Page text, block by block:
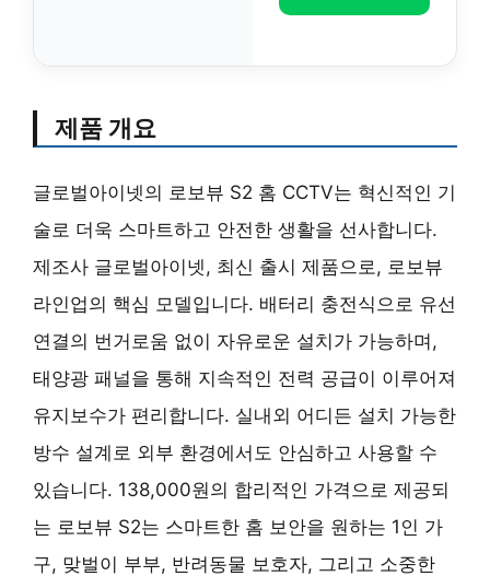
제품 개요
글로벌아이넷의 로보뷰 S2 홈 CCTV는 혁신적인 기
술로 더욱 스마트하고 안전한 생활을 선사합니다.
제조사 글로벌아이넷, 최신 출시 제품으로, 로보뷰
라인업의 핵심 모델입니다. 배터리 충전식으로 유선
연결의 번거로움 없이 자유로운 설치가 가능하며,
태양광 패널을 통해 지속적인 전력 공급이 이루어져
유지보수가 편리합니다. 실내외 어디든 설치 가능한
방수 설계로 외부 환경에서도 안심하고 사용할 수
있습니다. 138,000원의 합리적인 가격으로 제공되
는 로보뷰 S2는 스마트한 홈 보안을 원하는 1인 가
구, 맞벌이 부부, 반려동물 보호자, 그리고 소중한